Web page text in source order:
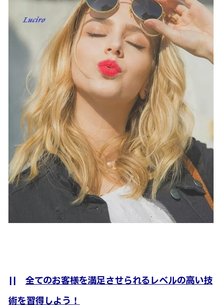
|| 全てのお客様を満足させられるレベルの高い技
術を習得しよう！